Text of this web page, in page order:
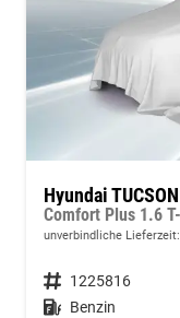
Hyundai TUCSON
unverbindliche Lieferzeit:
Fahrzeugnummer 1225816
Kraftstoff Benzin